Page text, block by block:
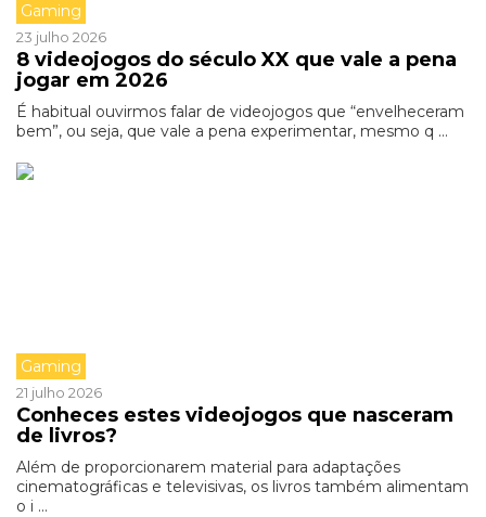
Gaming
23 julho 2026
8 videojogos do século XX que vale a pena
jogar em 2026
É habitual ouvirmos falar de videojogos que “envelheceram
bem”, ou seja, que vale a pena experimentar, mesmo q ...
Gaming
21 julho 2026
Conheces estes videojogos que nasceram
de livros?
Além de proporcionarem material para adaptações
cinematográficas e televisivas, os livros também alimentam
o i ...